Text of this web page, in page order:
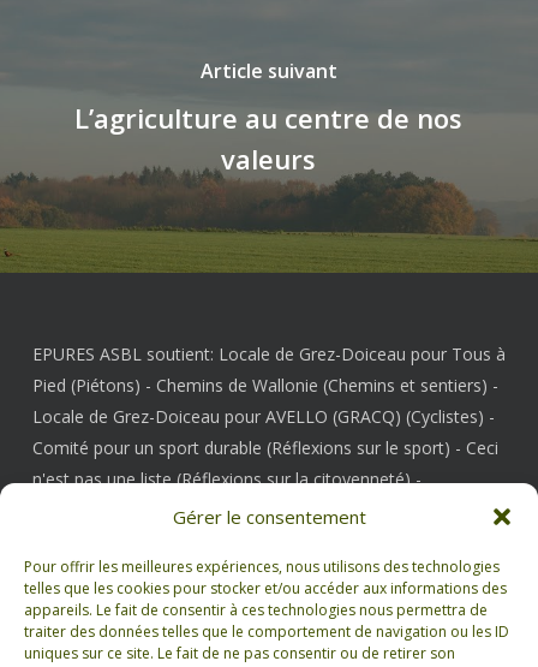
Gérer le consentement
Pour offrir les meilleures expériences, nous utilisons des technologies
telles que les cookies pour stocker et/ou accéder aux informations des
appareils. Le fait de consentir à ces technologies nous permettra de
traiter des données telles que le comportement de navigation ou les ID
uniques sur ce site. Le fait de ne pas consentir ou de retirer son
Article suivant
L’agriculture au centre de nos
valeurs
EPURES ASBL soutient: Locale de Grez-Doiceau pour Tous à
Pied (Piétons) - Chemins de Wallonie (Chemins et sentiers) -
Locale de Grez-Doiceau pour AVELLO (GRACQ) (Cyclistes) -
Comité pour un sport durable (Réflexions sur le sport) - Ceci
n'est pas une liste(Réflexions sur la citoyenneté) -
Mouvement d'Action Paysanne-FUGEA-CANOPEA
Documents